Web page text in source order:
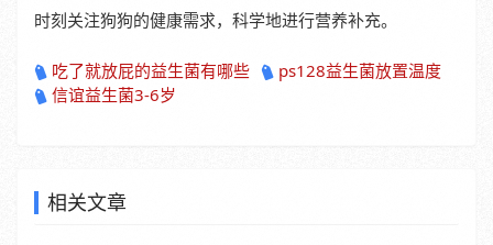
时刻关注狗狗的健康需求，科学地进行营养补充。
吃了就放屁的益生菌有哪些
ps128益生菌放置温度
信谊益生菌3-6岁
相关文章